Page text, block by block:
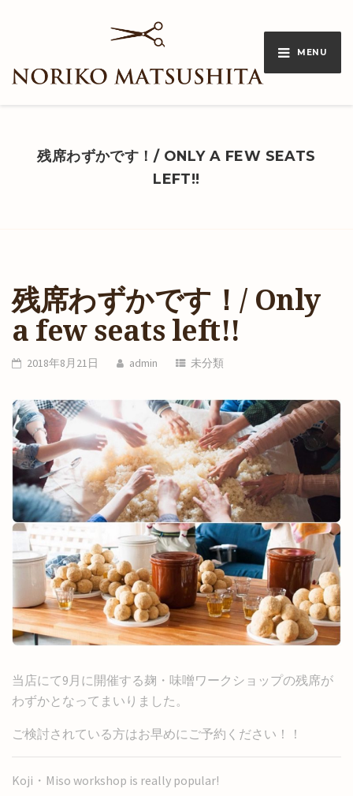
MENU
残席わずかです！/ ONLY A FEW SEATS
LEFT!!
残席わずかです！/ Only
a few seats left!!
2018年8月21日 admin 未分類
当店にて9月に開催する麹・味噌ワークショップの残席が
わずかとなってまいりました。
ご検討されている方はお早めにご予約ください！！
Koji・Miso workshop is really popular!